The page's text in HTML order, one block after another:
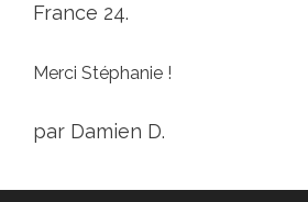
France 24.
Merci Stéphanie !
par Damien D.